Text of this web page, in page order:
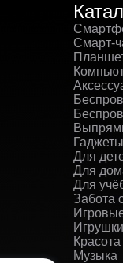
Смарт-
Гаджеты
Для
Для
Для
Забота
Игрушки
Красота
Музыка